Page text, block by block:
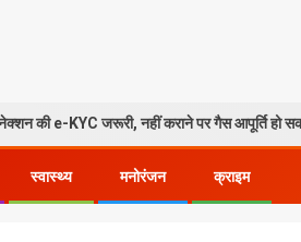
नहीं कराने पर गैस आपूर्ति हो सकती है प्रभावित
स्वास्थ्य मनोरंजन क्राइम